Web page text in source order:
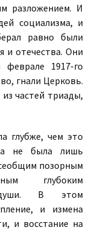
разложением. И
социализма, и
равно были
и отечества. Они
1917-го
гнали Церковь.
частей триады,
глубже, чем это
не была лишь
позорным
глубоким
души. В этом
и измена
и восстание на